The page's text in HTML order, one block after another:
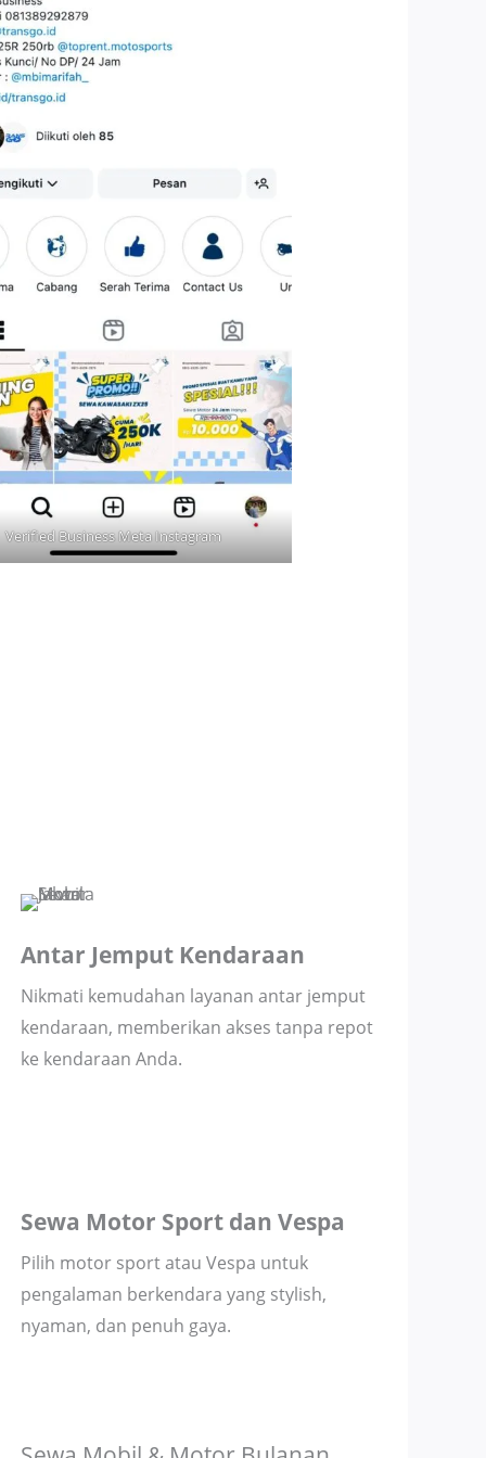
Verified Business Meta Instagram
Antar Jemput Kendaraan
Nikmati kemudahan layanan antar jemput
kendaraan, memberikan akses tanpa repot
ke kendaraan Anda.
Sewa Motor Sport dan Vespa
Pilih motor sport atau Vespa untuk
pengalaman berkendara yang stylish,
nyaman, dan penuh gaya.